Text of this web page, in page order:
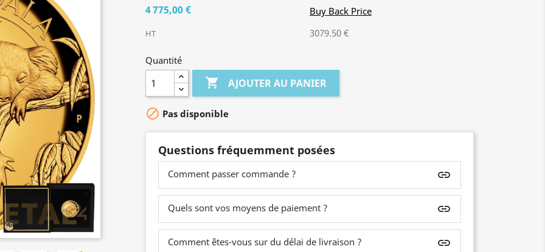
4 775,00 €
Buy Back Price
3079.50 €
HT
Quantité
 AJOUTER AU PANIER
 Pas disponible
Questions fréquemment posées
Comment passer commande ? insert_link
Quels sont vos moyens de paiement ? insert_link
Comment êtes-vous sur du délai de livraison ? insert_link